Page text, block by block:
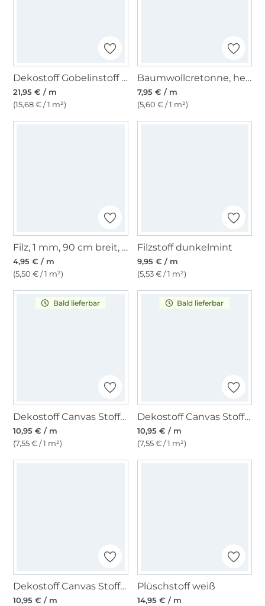
Dekostoff Gobelinstoff Tulips, beige
21,95 € / m
(15,68 € / 1 m²)
Baumwollcretonne, hellorange
7,95 € / m
(5,60 € / 1 m²)
Filz, 1 mm, 90 cm breit, mittelgrün
4,95 € / m
(5,50 € / 1 m²)
Filzstoff dunkelmint
9,95 € / m
(5,53 € / 1 m²)
Bald lieferbar
Dekostoff Canvas Stoff uni, beere
10,95 € / m
(7,55 € / 1 m²)
Bald lieferbar
Dekostoff Canvas Stoff uni, altrosa
10,95 € / m
(7,55 € / 1 m²)
Dekostoff Canvas Stoff uni, graubeige
10,95 € / m
Plüschstoff weiß
14,95 € / m